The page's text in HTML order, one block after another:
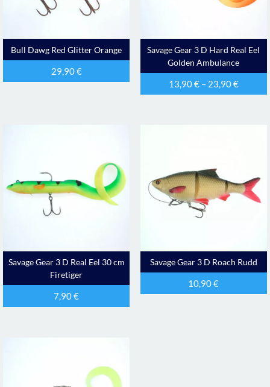
Bull Dawg Red Glitter Orange
29,90€
Savage Gear 3 D Hard Real Eel
Golden Ambulance
13,90€– 23,90€
Savage Gear 3 D Real Eel 30 cm
Firetiger
7,90€
Savage Gear 3 D Roach Rudd
10,90€